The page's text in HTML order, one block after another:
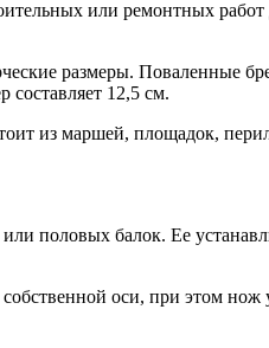
или ремонтных
размеры. Поваленные
12,5 см.
из маршей, площадок,
половых балок. Ее
оси, при этом нож